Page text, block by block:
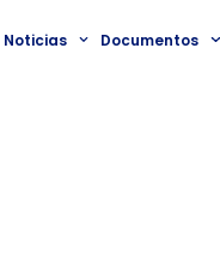
Noticias Documentos